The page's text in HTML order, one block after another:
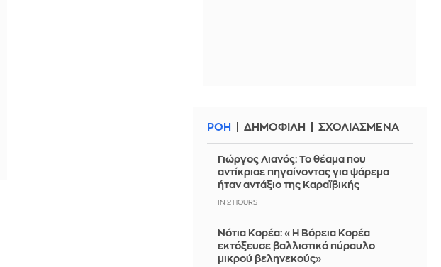
ΡΟΗ ΔΗΜΟΦΙΛΗ ΣΧΟΛΙΑΣΜΕΝΑ
Γιώργος Λιανός: Το θέαμα που
αντίκρισε πηγαίνοντας για ψάρεμα
ήταν αντάξιο της Καραϊβικής
IN 2 HOURS
Νότια Κορέα: «Η Βόρεια Κορέα
εκτόξευσε βαλλιστικό πύραυλο
μικρού βεληνεκούς»